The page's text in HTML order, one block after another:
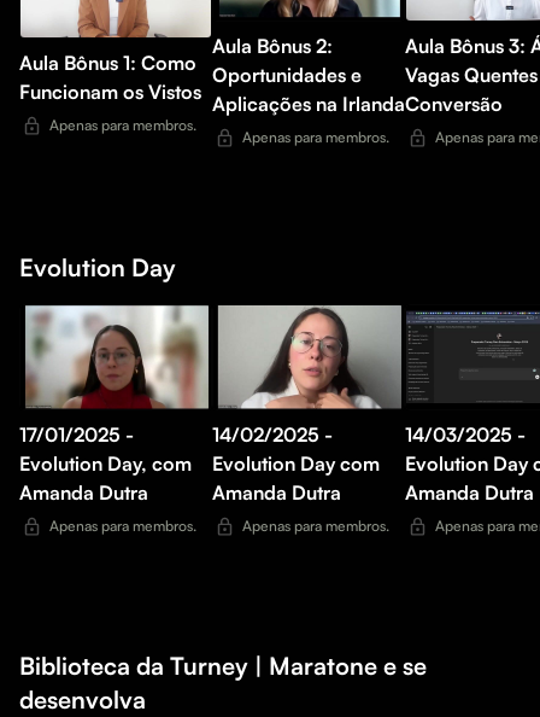
Aula Bônus 1: Como
Funcionam os Vistos
Apenas para membros.
Aula Bônus 2:
Oportunidades e
Aplicações na Irlanda
Apenas para membros.
Aula Bônus 3:
Vagas
Conversão
Apenas para
Evolution Day
17/01/2025 -
Evolution Day, com
Amanda Dutra
Apenas para membros.
14/02/2025 -
Evolution Day com
Amanda Dutra
Apenas para membros.
14/03/2025 -
Evolution Day
Amanda Dutra
Apenas para
Biblioteca da Turney | Maratone e se
desenvolva